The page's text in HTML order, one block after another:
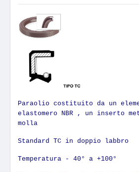
Paraolio costituito da un
elastomero NBR , un inserto
molla
Standard TC in doppio labbro
Temperatura - 40° a +100°